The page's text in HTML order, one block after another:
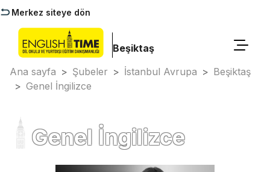
Merkez siteye dön
Beşiktaş
Ana sayfa > Şubeler > İstanbul Avrupa > Beşiktaş
> Genel İngilizce
Genel İngilizce